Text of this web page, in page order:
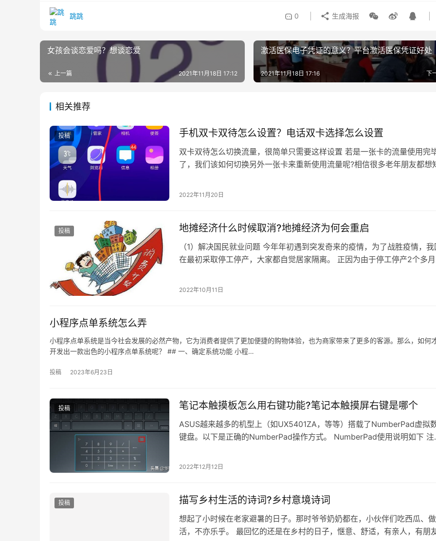
跳跳 0 生成海报
女孩会谈恋爱吗？想谈恋爱
上一篇 2021年11月18日 17:12
激活医保电子凭证的意义？平台激活医保凭证好处
下
2021年11月18日 17:16
相关推荐
投稿 手机双卡双待怎么设置？电话双卡选择怎么设置
双卡双待怎么切换流量，很简单只需要这样设置 若是一张卡的流量使用完
了，我们该如何切换另外一张卡来重新使用流量呢?相信很多老年朋友都想
2022年11月20日
投稿 地摊经济什么时候取消?地摊经济为何会重启
（1）解决国民就业问题 今年年初遇到突发奇来的疫情，为了战胜疫情，我
在最初采取停工停产，大家都自觉居家隔离。 正因为由于停工停产2个多月
2022年10月11日
小程序点单系统怎么弄
小程序点单系统是当今社会发展的必然产物，它为消费者提供了更加便捷的购物体验，也为商家带来了更多的客源。那么，如何
开发出一款出色的小程序点单系统呢？ ## 一、确定系统功能 小程…
投稿 2023年6月23日
投稿 笔记本触摸板怎么用右键功能?笔记本触摸屏右键是哪个
ASUS越来越多的机型上（如UX5401ZA，等等）搭载了NumberPad虚拟
键盘。以下是正确的NumberPad操作方式。 NumberPad使用说明如下 注
2022年12月12日
投稿 描写乡村生活的诗词?乡村意境诗词
想起了小时候在老家避暑的日子。那时爷爷奶奶都在，小伙伴们吃西瓜、
活，不亦乐乎。 最回忆的还是在乡村的日子，惬意、舒适，有亲人，有朋